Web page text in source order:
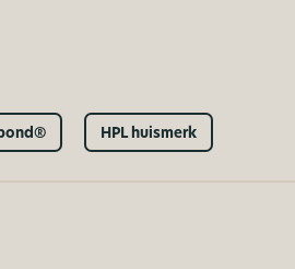
HPL huismerk